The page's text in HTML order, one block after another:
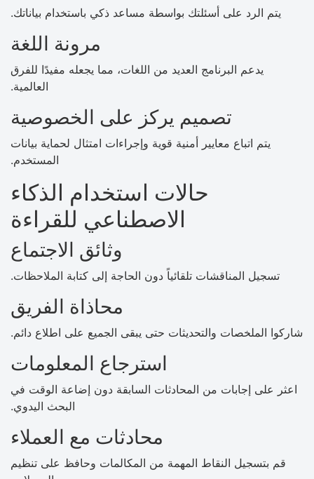
يتم الرد على أسئلتك بواسطة مساعد ذكي باستخدام بياناتك.
مرونة اللغة
يدعم البرنامج العديد من اللغات، مما يجعله مفيدًا للفرق
العالمية.
تصميم يركز على الخصوصية
يتم اتباع معايير أمنية قوية وإجراءات امتثال لحماية بيانات
المستخدم.
حالات استخدام الذكاء
الاصطناعي للقراءة
وثائق الاجتماع
تسجيل المناقشات تلقائياً دون الحاجة إلى كتابة الملاحظات.
محاذاة الفريق
شاركوا الملخصات والتحديثات حتى يبقى الجميع على اطلاع دائم.
استرجاع المعلومات
اعثر على إجابات من المحادثات السابقة دون إضاعة الوقت في
البحث اليدوي.
محادثات مع العملاء
قم بتسجيل النقاط المهمة من المكالمات وحافظ على تنظيم